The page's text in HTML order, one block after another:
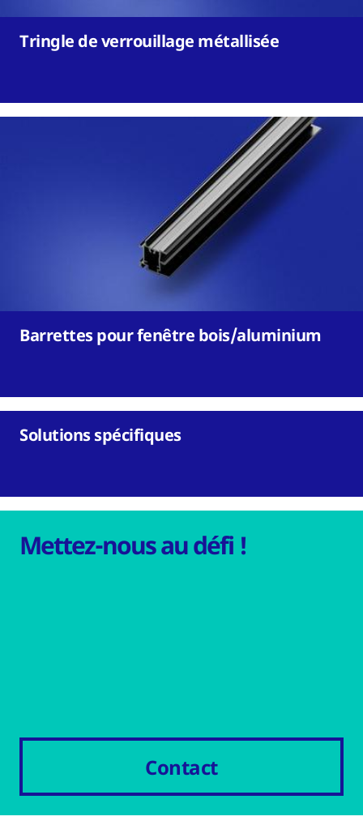
Tringle de verrouillage métallisée
Barrettes pour fenêtre bois/aluminium
Solutions spécifiques
Mettez-nous au défi !
Contact